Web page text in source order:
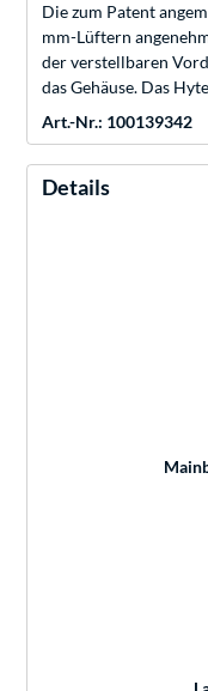
Die zum Patent
mm-Lüftern
der verstellbaren
das Gehäuse. Das
Art.-Nr.: 100139342
Details